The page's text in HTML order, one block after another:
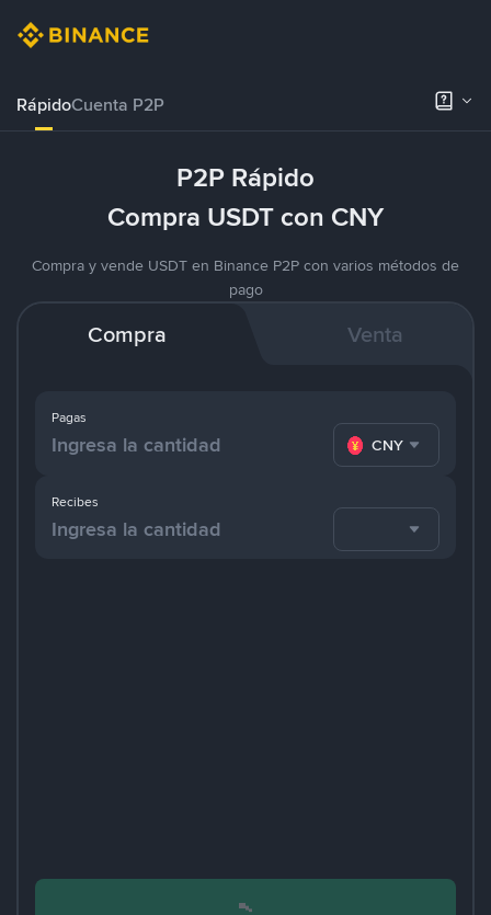
RápidoCuenta P2P
P2P Rápido
Compra USDT con CNY
Compra y vende USDT en Binance P2P con varios métodos de
pago
Compra Venta
Pagas
CNY
Recibes